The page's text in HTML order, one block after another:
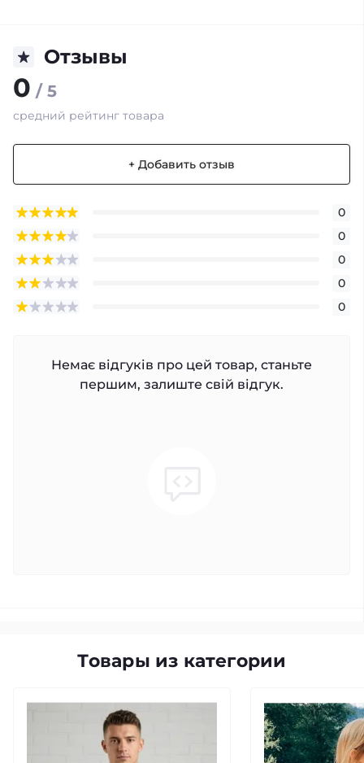
Отзывы
0 / 5
средний рейтинг товара
+ Добавить отзыв
0
0
0
0
0
Немає відгуків про цей товар, станьте
першим, залиште свій відгук.
Товары из категории